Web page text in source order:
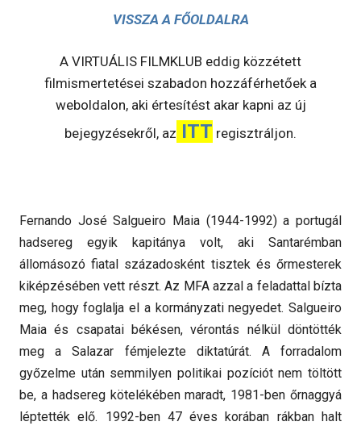
VISSZA A FŐOLDALRA
A VIRTUÁLIS FILMKLUB eddig közzétett
filmismertetései szabadon hozzáférhetőek a
weboldalon, aki értesítést akar kapni az új
bejegyzésekről, az ITT regisztráljon.
Fernando José Salgueiro Maia (1944-1992) a portugál
hadsereg egyik kapitánya volt, aki Santarémban
állomásozó fiatal századosként tisztek és őrmesterek
kiképzésében vett részt. Az MFA azzal a feladattal bízta
meg, hogy foglalja el a kormányzati negyedet. Salgueiro
Maia és csapatai békésen, vérontás nélkül döntötték
meg a Salazar fémjelezte diktatúrát. A forradalom
győzelme után semmilyen politikai pozíciót nem töltött
be, a hadsereg kötelékében maradt, 1981-ben őrnaggyá
léptették elő. 1992-ben 47 éves korában rákban halt